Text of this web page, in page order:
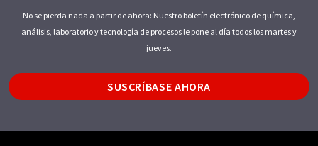
No se pierda nada a partir de ahora: Nuestro boletín electrónico de química,
análisis, laboratorio y tecnología de procesos le pone al día todos los martes y
jueves.
SUSCRÍBASE AHORA